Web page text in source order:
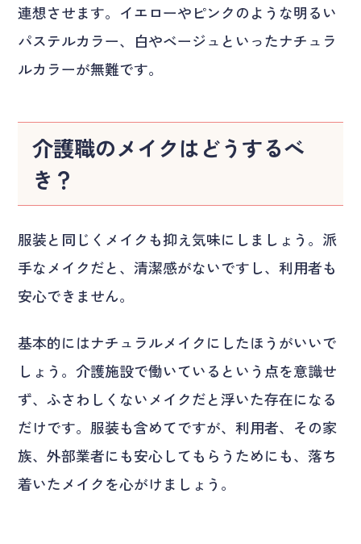
連想させます。イエローやピンクのような明るい
パステルカラー、白やベージュといったナチュラ
ルカラーが無難です。
介護職のメイクはどうするべ
き？
服装と同じくメイクも抑え気味にしましょう。派
手なメイクだと、清潔感がないですし、利用者も
安心できません。
基本的にはナチュラルメイクにしたほうがいいで
しょう。介護施設で働いているという点を意識せ
ず、ふさわしくないメイクだと浮いた存在になる
だけです。服装も含めてですが、利用者、その家
族、外部業者にも安心してもらうためにも、落ち
着いたメイクを心がけましょう。